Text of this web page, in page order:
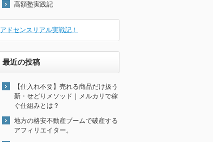
高額塾実践記
アドセンスリアル実戦記！
最近の投稿
【仕入れ不要】売れる商品だけ扱う
新・せどりメソッド｜メルカリで稼
ぐ仕組みとは？
地方の格安不動産ブームで破産する
アフィリエイター。